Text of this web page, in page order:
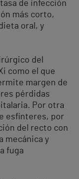
de infección
más corto,
oral, y
del
como el que
margen de
pérdidas
Por otra
esfínteres, por
del recto con
mecánica y
fuga